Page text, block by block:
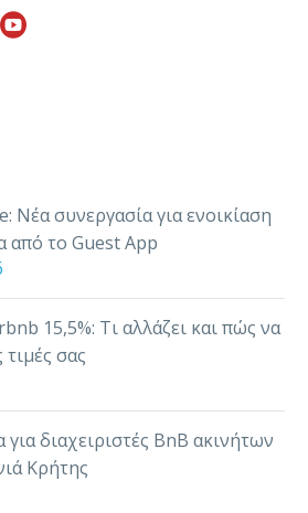
Νέα συνεργασία για ενοικίαση
από το Guest App
15,5%: Τι αλλάζει και πώς να
σας
διαχειριστές BnB ακινήτων
Κρήτης